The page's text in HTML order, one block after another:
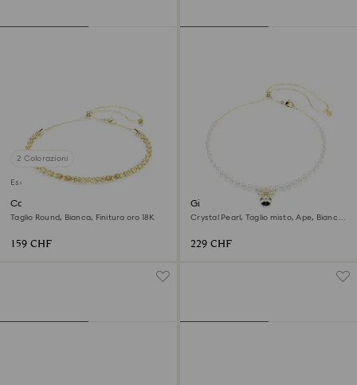
2 Colorazioni
Esclusiva online
Collana Dextera
Taglio Round, Bianca, Finitura oro 18K
159 CHF
Girocollo Idyllia
Crystal Pearl, Taglio misto, Ape, Bianco,
229 CHF